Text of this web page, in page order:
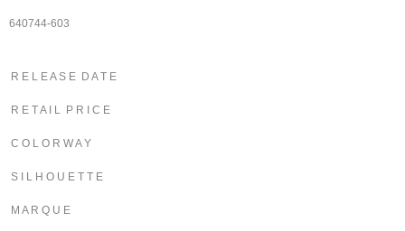
640744-603
R E L E A S E D A T E
R E T A I L P R I C E
C O L O R W A Y
S I L H O U E T T E
M A R Q U E